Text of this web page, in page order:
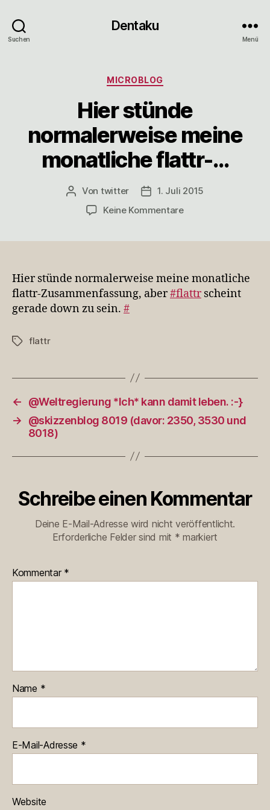
Suchen
Dentaku
Menü
Kategorien
MICROBLOG
Hier stünde
normalerweise meine
monatliche flattr-…
Beitragsautor
Von twitter Veröffentlichungsdatum
1. Juli 2015
Keine Kommentarezu
monatliche
flattr-
…
Hier stünde normalerweise meine monatliche
flattr-Zusammenfassung, aber#flattr scheint
gerade down zu sein. #
Schlagwörter
flattr
←
@Weltregierung *Ich* kann damit leben. :-}
→
@skizzenblog 8019 (davor: 2350, 3530 und
8018)
Schreibe einen Kommentar
Deine E-Mail-Adresse wird nicht veröffentlicht.
Erforderliche Felder sind mit * markiert
Kommentar *
Name *
E-Mail-Adresse *
Website